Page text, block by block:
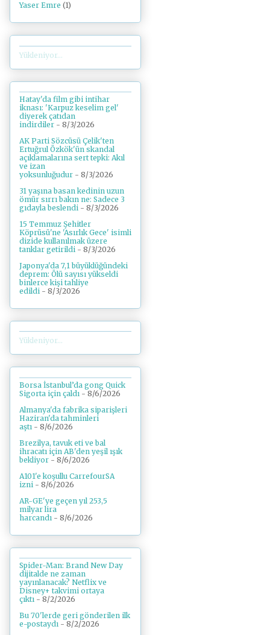
Yaser Emre (1)
Yükleniyor...
Hatay'da film gibi intihar
iknası: 'Karpuz keselim gel'
diyerek çatıdan
indirdiler - 8/3/2026
AK Parti Sözcüsü Çelik'ten
Ertuğrul Özkök'ün skandal
açıklamalarına sert tepki: Akıl
ve izan
yoksunluğudur - 8/3/2026
31 yaşına basan kedinin uzun
ömür sırrı bakın ne: Sadece 3
gıdayla beslendi - 8/3/2026
15 Temmuz Şehitler
Köprüsü'ne 'Asırlık Gece' isimli
dizide kullanılmak üzere
tanklar getirildi - 8/3/2026
Japonya'da 7,1 büyüklüğündeki
deprem: Ölü sayısı yükseldi
binlerce kişi tahliye
edildi - 8/3/2026
Yükleniyor...
Borsa İstanbul’da gong Quick
Sigorta için çaldı - 8/6/2026
Almanya'da fabrika siparişleri
Haziran'da tahminleri
aştı - 8/6/2026
Brezilya, tavuk eti ve bal
ihracatı için AB'den yeşil ışık
bekliyor - 8/6/2026
A101'e koşullu CarrefourSA
izni - 8/6/2026
AR-GE'ye geçen yıl 253,5
milyar lira
harcandı - 8/6/2026
Spider-Man: Brand New Day
dijitalde ne zaman
yayınlanacak? Netflix ve
Disney+ takvimi ortaya
çıktı - 8/2/2026
Bu 70'lerde geri gönderilen ilk
e-postaydı - 8/2/2026